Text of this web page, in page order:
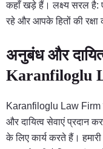
कहाँ खड़े हैं। लक्ष्य सरल है:
रहे और आपके हितों की रक्षा
अनुबंध और
Karanfiloglu
Karanfiloglu Law Firm
और दायित्व सेवाएं प्रदान
के लिए कार्य करते हैं।